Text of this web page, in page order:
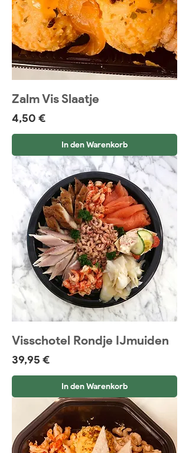
Zalm Vis Slaatje
Preis
4,50 €
In den Warenkorb
Visschotel Rondje IJmuiden
Preis
39,95 €
In den Warenkorb